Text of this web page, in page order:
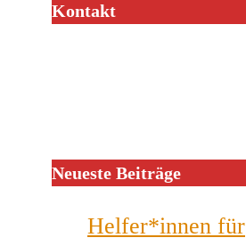
Kontakt
Neueste Beiträge
Helfer*innen für